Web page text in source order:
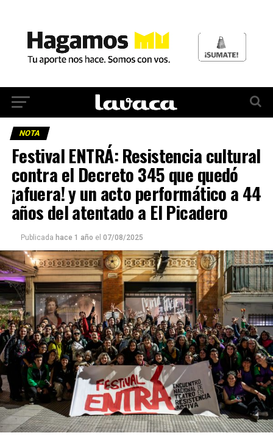
NOTA
Festival ENTRÁ: Resistencia cultural
contra el Decreto 345 que quedó
¡afuera! y un acto performático a 44
años del atentado a El Picadero
Publicada hace 1 año el 07/08/2025